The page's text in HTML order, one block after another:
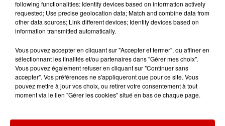
14h03
Invasion de physalies sur des
plages du Sud-Ouest
11h51
À LA UNE : affaire Manon
following functionalities: Identify devices based on information actively
requested; Use precise geolocation data; Match and combine data from
other data sources; Link different devices; Identify devices based on
information transmitted automatically.
Vous pouvez accepter en cliquant sur "Accepter et fermer", ou affiner en
sélectionnant les finalités et/ou partenaires dans "Gérer mes choix".
Vous pouvez également refuser en cliquant sur "Continuer sans
accepter". Vos préférences ne s'appliqueront que pour ce site. Vous
pouvez mettre à jour vos choix, ou retirer votre consentement à tout
moment via le lien "Gérer les cookies" situé en bas de chaque page.